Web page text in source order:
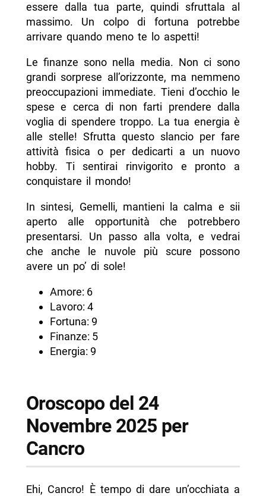
essere dalla tua parte, quindi sfruttala al
massimo. Un colpo di fortuna potrebbe
arrivare quando meno te lo aspetti!
Le finanze sono nella media. Non ci sono
grandi sorprese all’orizzonte, ma nemmeno
preoccupazioni immediate. Tieni d’occhio le
spese e cerca di non farti prendere dalla
voglia di spendere troppo. La tua energia è
alle stelle! Sfrutta questo slancio per fare
attività fisica o per dedicarti a un nuovo
hobby. Ti sentirai rinvigorito e pronto a
conquistare il mondo!
In sintesi, Gemelli, mantieni la calma e sii
aperto alle opportunità che potrebbero
presentarsi. Un passo alla volta, e vedrai
che anche le nuvole più scure possono
avere un po’ di sole!
Amore: 6
Lavoro: 4
Fortuna: 9
Finanze: 5
Energia: 9
Oroscopo del 24
Novembre 2025 per
Cancro
Ehi, Cancro! È tempo di dare un’occhiata a